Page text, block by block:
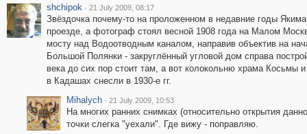
shchipok · 21 July 2009, 08:17
Звёздочка почему-то на проложенном в недавние годы
проезде, а фотограф стоял весной 1908 года на Малом
мосту над Водоотводным каналом, направив объектив на
Большой Полянки - закруглённый угловой дом справа
века до сих пор стоит там, а вот колокольню храма Косьмы
в Кадашах снесли в 1930-е гг.
Mihalych · 21 July 2009, 10:53
На многих ранних снимках (относительно открытия
точки слегка "уехали". Где вижу - поправляю.